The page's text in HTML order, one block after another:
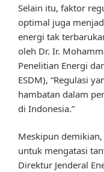
Selain itu, faktor
optimal juga
energi tak
oleh Dr. Ir.
Penelitian Energi
ESDM), “Regulasi
hambatan dalam
di Indonesia.”
Meskipun
untuk mengatasi
Direktur Jenderal